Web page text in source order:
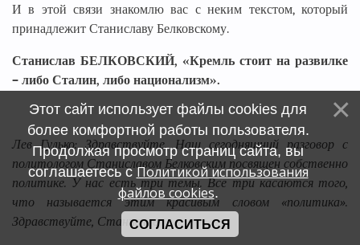
И в этой связи знакомлю вас с неким текстом, который
принадлежит Станиславу Белковскому.
Станислав БЕЛКОВСКИЙ, «Кремль стоит на развилке
– либо Сталин, либо национализм».
Лев Гулько: Здравствуйте. Наш сегодняшний разговор с
политологом Станиславом Белковским посвящен собственно
политике. У нас есть три темы. Все три касаются того,
что называется этим красивым словом «политика».
Здравствуйте, Станислав.
Этот сайт использует файлы cookies для
более комфортной работы пользователя.
Продолжая просмотр страниц сайта, вы
соглашаетесь сПолитикой использования
файлов cookies.
СОГЛАСИТЬСЯ